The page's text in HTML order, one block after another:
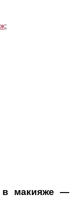
;
в макияже —